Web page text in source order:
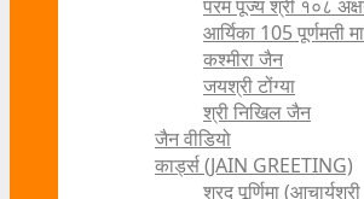
परम पूज्य श्री १०८
आर्यिका 105 पूर्णमती
कश्मीरा जैन
जयश्री टोंग्या
श्री निखिल जैन
जैन वीडियो
कार्ड्स (JAIN GREETING)
शरद पूर्णिमा